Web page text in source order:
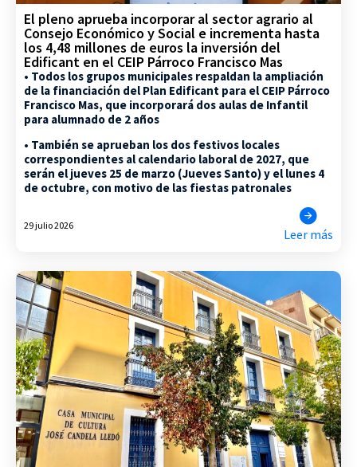
El pleno aprueba incorporar al sector agrario al
Consejo Económico y Social e incrementa hasta
los 4,48 millones de euros la inversión del
Edificant en el CEIP Párroco Francisco Mas
• Todos los grupos municipales respaldan la ampliación
de la financiación del Plan Edificant para el CEIP Párroco
Francisco Mas, que incorporará dos aulas de Infantil
para alumnado de 2 años
• También se aprueban los dos festivos locales
correspondientes al calendario laboral de 2027, que
serán el jueves 25 de marzo (Jueves Santo) y el lunes 4
de octubre, con motivo de las fiestas patronales
29 julio 2026
Leer más